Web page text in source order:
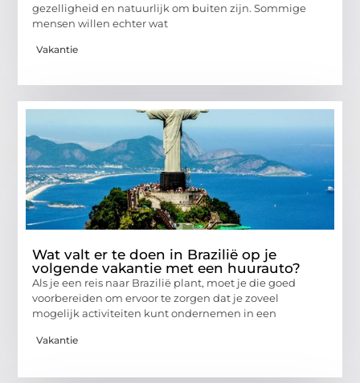
gezelligheid en natuurlijk om buiten zijn. Sommige
mensen willen echter wat
Vakantie
Wat valt er te doen in Brazilië op je
volgende vakantie met een huurauto?
Als je een reis naar Brazilië plant, moet je die goed
voorbereiden om ervoor te zorgen dat je zoveel
mogelijk activiteiten kunt ondernemen in een
Vakantie